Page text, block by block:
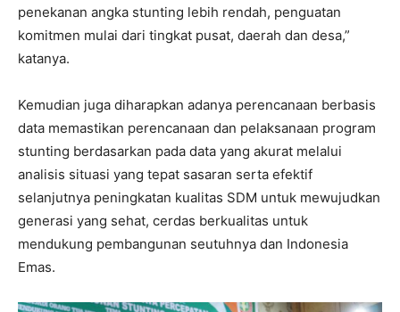
penekanan angka stunting lebih rendah, penguatan
komitmen mulai dari tingkat pusat, daerah dan desa,”
katanya.
Kemudian juga diharapkan adanya perencanaan berbasis
data memastikan perencanaan dan pelaksanaan program
stunting berdasarkan pada data yang akurat melalui
analisis situasi yang tepat sasaran serta efektif
selanjutnya peningkatan kualitas SDM untuk mewujudkan
generasi yang sehat, cerdas berkualitas untuk
mendukung pembangunan seutuhnya dan Indonesia
Emas.